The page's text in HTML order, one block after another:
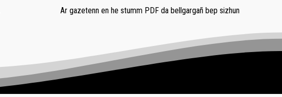
Ar gazetenn en he stumm PDF da bellgargañ bep sizhun